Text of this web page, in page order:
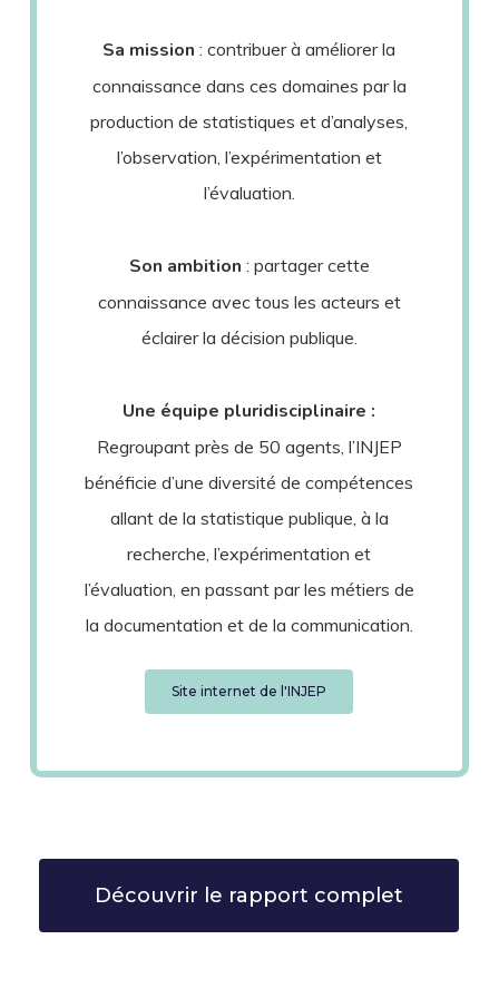
Sa mission: contribuer à améliorer la
connaissance dans ces domaines par la
production de statistiques et d’analyses,
l’observation, l’expérimentation et
l’évaluation.
Son ambition : partager cette
connaissance avec tous les acteurs et
éclairer la décision publique.
Une équipe pluridisciplinaire :
Regroupant près de 50 agents, l’INJEP
bénéficie d’une diversité de compétences
allant de la statistique publique, à la
recherche, l’expérimentation et
l’évaluation, en passant par les métiers de
la documentation et de la communication.
Site internet de l'INJEP
Découvrir le rapport complet